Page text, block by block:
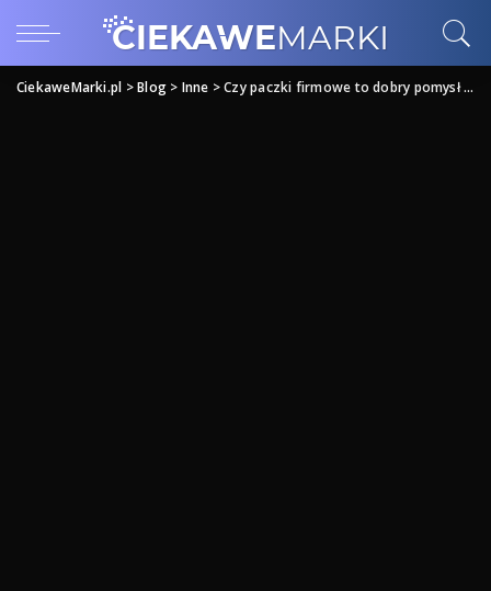
CiekaweMarki.pl >Blog> Inne >Czy paczki firmowe to dobry pomysł na upominek dla pracownika?